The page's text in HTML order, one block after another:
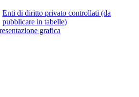
Enti di diritto privato controllati (da
pubblicare in tabelle)
grafica